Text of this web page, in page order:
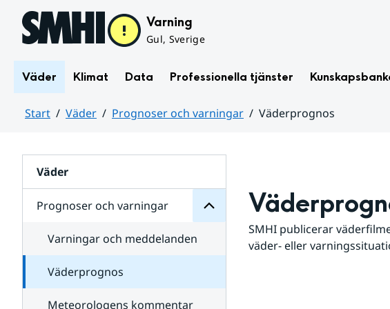
Hoppa till sidans innehåll Varning
Gul, Sverige
Väder Klimat Data Professionella tjänster
Start Väder Prognoser och varningar
Väderprognos
Väder
Prognoser och varningar
för
varningar
Varningar och meddelanden
Väderprognos
Meteorologens kommentar
SMHI publicerar
väder- eller